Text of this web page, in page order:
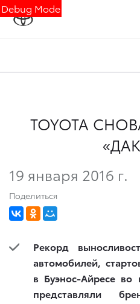
Debug Mode
TOYOTA
19 января 2016 г.
Поделиться
Рекорд
автомобилей,
в Буэнос-Айресе во
представляли